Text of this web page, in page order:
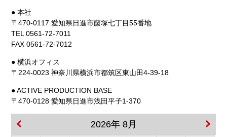
● 本社
〒470-0117 愛知県日進市藤塚七丁目55番地
TEL 0561-72-7011
FAX 0561-72-7012
● 横浜オフィス
〒224-0023 神奈川県横浜市都筑区東山田4-39-18
● ACTIVE PRODUCTION BASE
〒470-0128 愛知県日進市浅田平子1-370
2026年 8月